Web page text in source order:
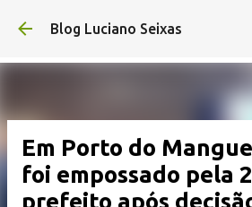
Blog Luciano Seixas
Em Porto do
foi empossado pela
prefeito após